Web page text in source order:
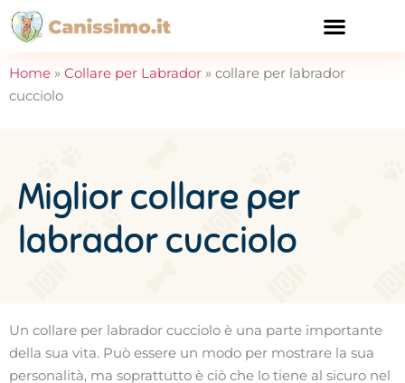
Home » Collare per Labrador » collare per labrador
cucciolo
Miglior collare per
labrador cucciolo
Un collare per labrador cucciolo è una parte importante
della sua vita. Può essere un modo per mostrare la sua
personalità, ma soprattutto è ciò che lo tiene al sicuro nel